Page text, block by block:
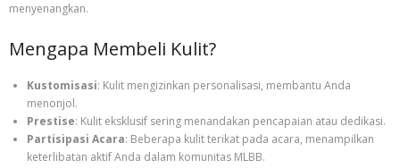
menyenangkan.
Mengapa Membeli Kulit?
Kustomisasi: Kulit mengizinkan personalisasi, membantu Anda
menonjol.
Prestise: Kulit eksklusif sering menandakan pencapaian atau dedikasi.
Partisipasi Acara: Beberapa kulit terikat pada acara, menampilkan
keterlibatan aktif Anda dalam komunitas MLBB.